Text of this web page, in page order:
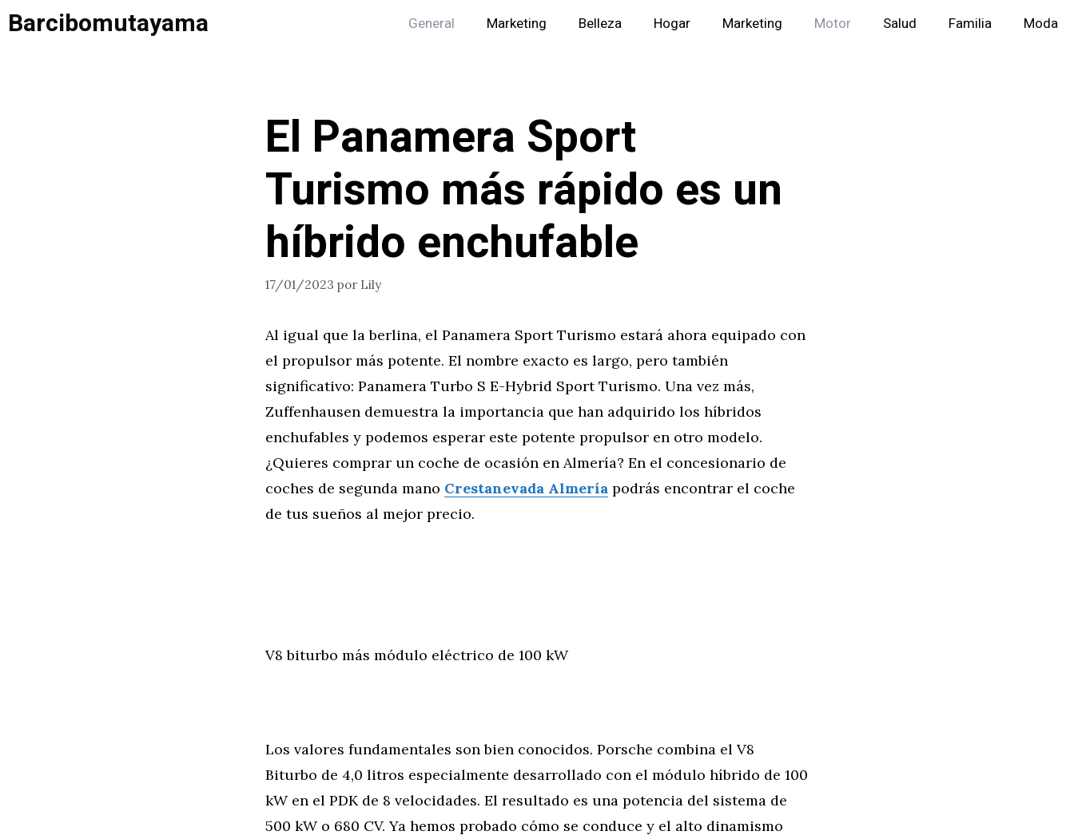
Saltar
alBarcibomutayama General Marketing Belleza Hogar Marketing Motor Salud Familia Moda
El Panamera Sport
Turismo más rápido es un
híbrido enchufable
17/01/2023 por Lily
Al igual que la berlina, el Panamera Sport Turismo estará ahora equipado con
el propulsor más potente. El nombre exacto es largo, pero también
significativo: Panamera Turbo S E-Hybrid Sport Turismo. Una vez más,
Zuffenhausen demuestra la importancia que han adquirido los híbridos
enchufables y podemos esperar este potente propulsor en otro modelo.
¿Quieres comprar un coche de ocasión en Almería? En el concesionario de
coches de segunda mano Crestanevada Almería podrás encontrar el coche
de tus sueños al mejor precio.
V8 biturbo más módulo eléctrico de 100 kW
Los valores fundamentales son bien conocidos. Porsche combina el V8
Biturbo de 4,0 litros especialmente desarrollado con el módulo híbrido de 100
kW en el PDK de 8 velocidades. El resultado es una potencia del sistema de
500 kW o 680 CV. Ya hemos probado cómo se conduce y el alto dinamismo